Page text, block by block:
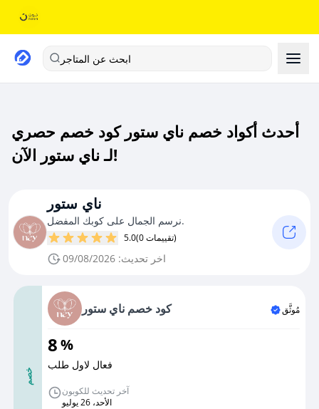
ابحث عن المتاجر
أحدث أكواد خصم ناي ستور كود خصم حصري
لـ ناي ستور الآن!
ناي ستور
نرسم الجمال على كوبك المفضل.
5.0 (0 تقييمات)
اخر تحديث: 09/08/2026
خصم
كود خصم ناي ستور مُوثَّق
8%
فعال لاول طلب
آخر تحديث للكوبون
الأحد، 26 يوليو